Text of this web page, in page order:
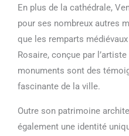
En plus de la cathédrale,
pour ses nombreux autres
que les remparts
Rosaire, conçue par
monuments sont des
fascinante de la ville.
Outre son patrimoine
également une identité